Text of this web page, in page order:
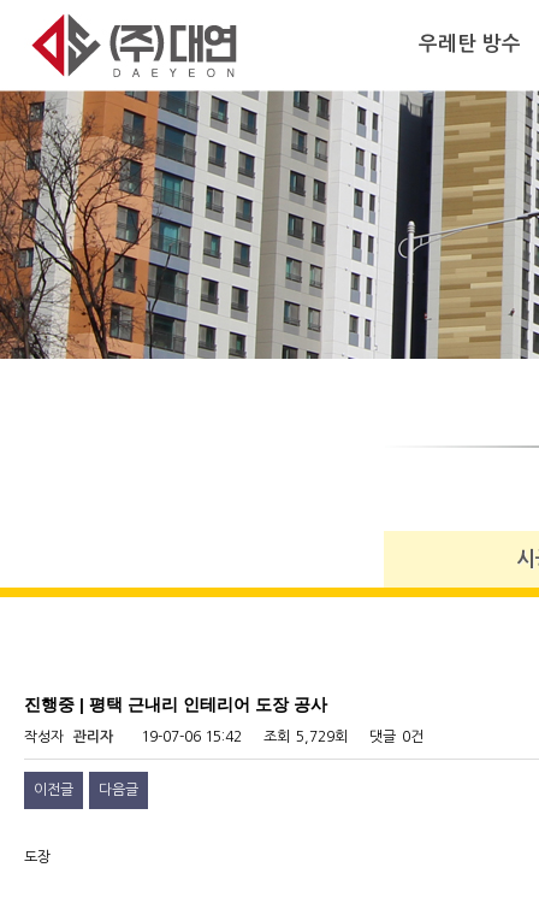
우레탄 방수
진행중 | 평택 근내리 인테리어 도장 공사
작성자 관리자 19-07-06 15:42 조회 5,729회 댓글 0건
이전글 다음글
도장